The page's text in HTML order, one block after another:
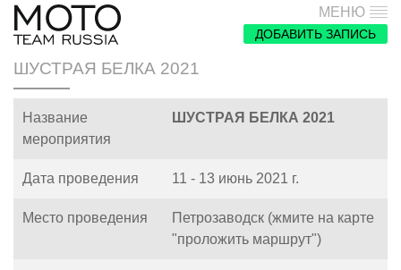
МЕНЮ
ДОБАВИТЬ ЗАПИСЬ
ШУСТРАЯ БЕЛКА 2021
Название
мероприятия
ШУСТРАЯ БЕЛКА 2021
Дата проведения 11 - 13 июнь 2021 г.
Место проведения
Петрозаводск (жмите на карте
"проложить маршрут")